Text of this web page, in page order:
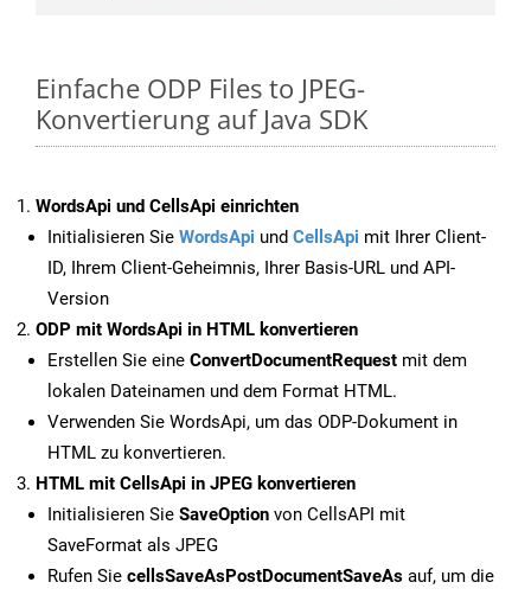
Einfache ODP Files to JPEG-
Konvertierung auf Java SDK
WordsApi und CellsApi einrichten
Initialisieren Sie WordsApi und CellsApi mit Ihrer Client-
ID, Ihrem Client-Geheimnis, Ihrer Basis-URL und API-
Version
ODP mit WordsApi in HTML konvertieren
Erstellen Sie eine ConvertDocumentRequest mit dem
lokalen Dateinamen und dem Format HTML.
Verwenden Sie WordsApi, um das ODP-Dokument in
HTML zu konvertieren.
HTML mit CellsApi in JPEG konvertieren
Initialisieren Sie SaveOption von CellsAPI mit
SaveFormat als JPEG
Rufen Sie cellsSaveAsPostDocumentSaveAs auf, um die